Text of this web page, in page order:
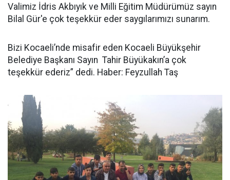
Valimiz İdris Akbıyık ve Milli Eğitim Müdürümüz sayın
Bilal Gür'e çok teşekkür eder saygılarımızı sunarım.
Bizi Kocaeli’nde misafir eden Kocaeli Büyükşehir
Belediye Başkanı Sayın Tahir Büyükakın’a çok
teşekkür ederiz” dedi. Haber: Feyzullah Taş